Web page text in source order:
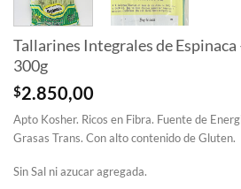
Tallarines Integrales de
300g
$2.850,00
Apto Kosher. Ricos en Fibra. Fuente de
Grasas Trans. Con alto contenido de Gluten.
Sin Sal ni azucar agregada.